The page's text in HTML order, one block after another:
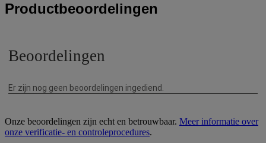
Productbeoordelingen
Onze beoordelingen zijn echt en betrouwbaar. Meer informatie over
onze verificatie- en controleprocedures.